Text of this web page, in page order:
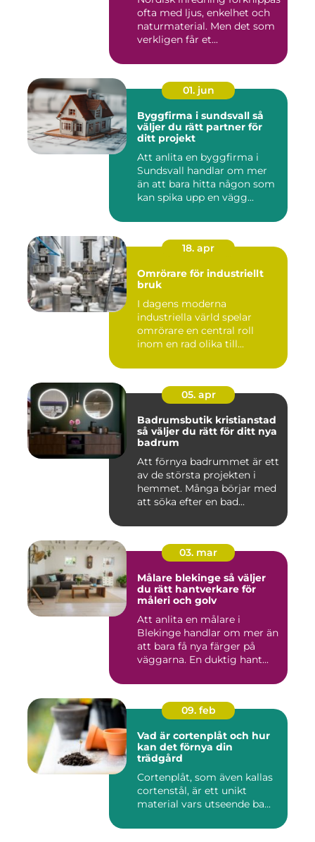
ofta med ljus, enkelhet och
naturmaterial. Men det som
verkligen får et...
01. jun
Byggfirma i sundsvall så
väljer du rätt partner för
ditt projekt
Att anlita en byggfirma i
Sundsvall handlar om mer
än att bara hitta någon som
kan spika upp en vägg...
18. apr
Omrörare för industriellt
bruk
I dagens moderna
industriella värld spelar
omrörare en central roll
inom en rad olika till...
05. apr
Badrumsbutik kristianstad
så väljer du rätt för ditt nya
badrum
Att förnya badrummet är ett
av de största projekten i
hemmet. Många börjar med
att söka efter en bad...
03. mar
Målare blekinge så väljer
du rätt hantverkare för
måleri och golv
Att anlita en målare i
Blekinge handlar om mer än
att bara få nya färger på
väggarna. En duktig hant...
09. feb
Vad är cortenplåt och hur
kan det förnya din
trädgård
Cortenplåt, som även kallas
cortenstål, är ett unikt
material vars utseende ba...